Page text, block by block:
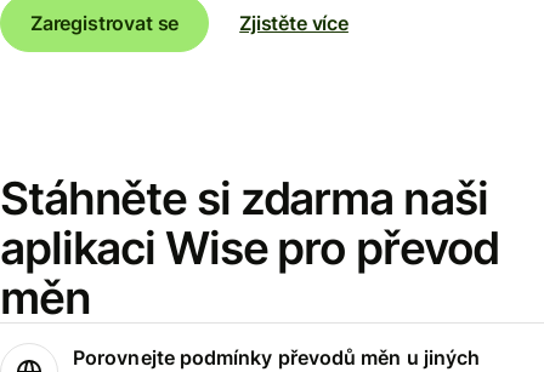
Zaregistrovat se
Zjistěte více
Stáhněte si zdarma naši
aplikaci Wise pro převod
měn
Porovnejte podmínky převodů měn u jiných